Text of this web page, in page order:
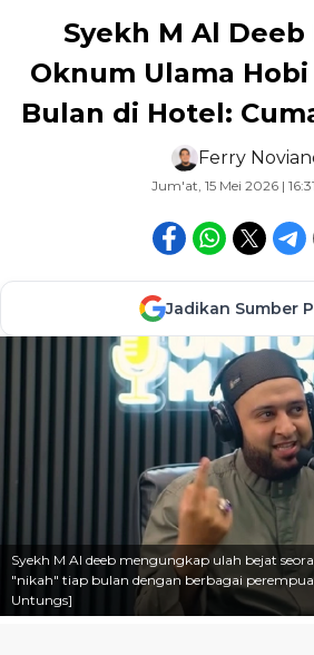
Syekh M Al
Oknum Ulama
Bulan di Hotel:
Ferry
Jum'at, 15 Mei 2026 |
Jadikan Sumber
Syekh M Al deeb mengungkap ulah bejat
"nikah" tiap bulan dengan berbagai
Untungs]